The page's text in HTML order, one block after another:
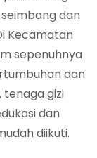
dan
Kecamatan
sepenuhnya
dan
tenaga gizi
dan
diikuti.